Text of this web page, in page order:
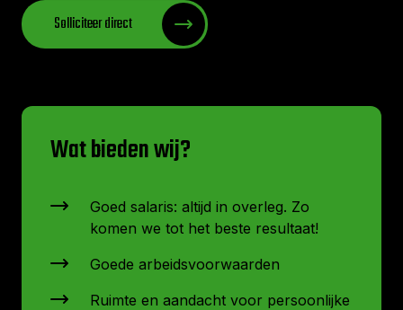
Solliciteer direct
Wat bieden wij?
Goed salaris: altijd in overleg. Zo
komen we tot het beste resultaat!
Goede arbeidsvoorwaarden
Ruimte en aandacht voor persoonlijke